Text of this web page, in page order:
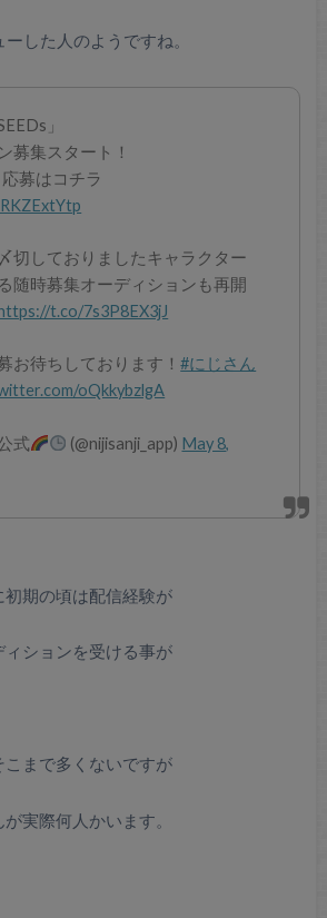
した人のようですね。
」
募集スタート！
募はコチラ
切しておりましたキャラクター
随時募集オーディションも再開
t.co/7s3P8EX3jJ
お待ちしております！#にじさん
oQkkybzlgA
式 (@nijisanji_app) May 8,
期の頃は配信経験が
ションを受ける事が
まで多くないですが
実際何人かいます。